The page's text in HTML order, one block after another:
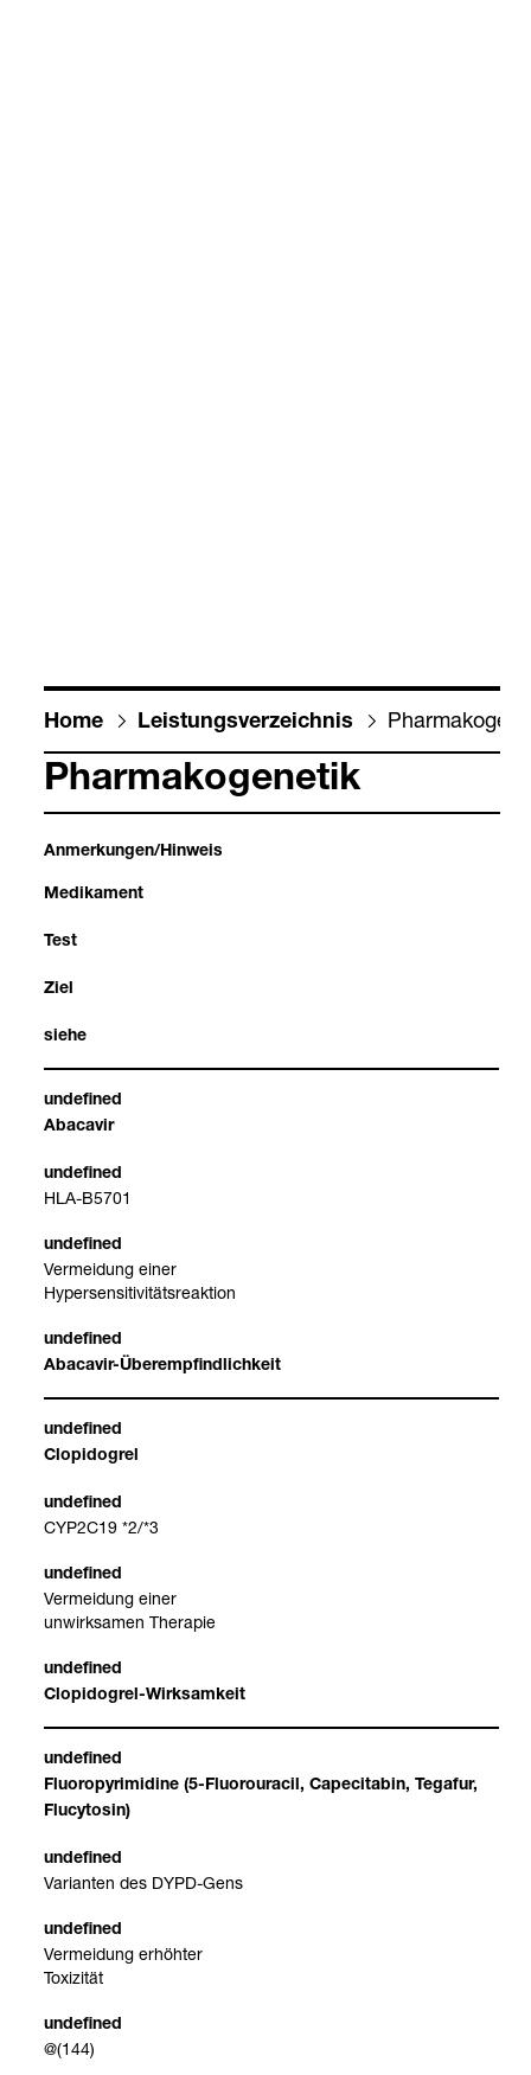
Home Leis­tungs­ver­zeich­nis
Phar­ma­ko­ge­ne­tik
Anmer­kun­gen/Hin­weis
Medi­ka­ment
Test
Ziel
siehe
Aba­ca­vir
HLA-​B5701
Ver­mei­dung einer
Hyper­sen­si­ti­vi­täts­re­ak­tion
Aba­ca­vir-​Über­emp­find­lich­keit
Clo­pi­do­grel
CYP2C19 *2/*3
Ver­mei­dung einer
unwirk­sa­men The­ra­pie
Clo­pi­do­grel-​Wirk­sam­keit
Fluoro­py­ri­mi­dine (5-​Fluorou­ra­cil, Cape­ci­ta­bin, Tegafur,
Flucy­to­sin)
Vari­an­ten des DYPD-​Gens
Ver­mei­dung erhöh­ter
Toxi­zi­tät
@(144)